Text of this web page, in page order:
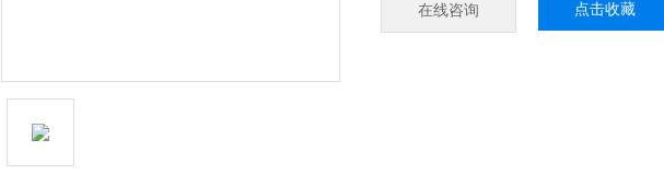
在线咨询 点击收藏